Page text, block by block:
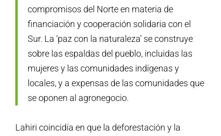
compromisos del Norte en materia de
financiación y cooperación solidaria con el
Sur. La ‘paz con la naturaleza’ se construye
sobre las espaldas del pueblo, incluidas las
mujeres y las comunidades indígenas y
locales, y a expensas de las comunidades que
se oponen al agronegocio.
Lahiri coincidía en que la deforestación y la